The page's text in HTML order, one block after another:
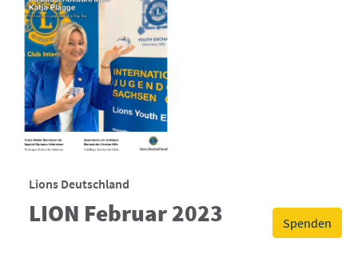
Spenden
Lions Deutschland
LION Februar 2023